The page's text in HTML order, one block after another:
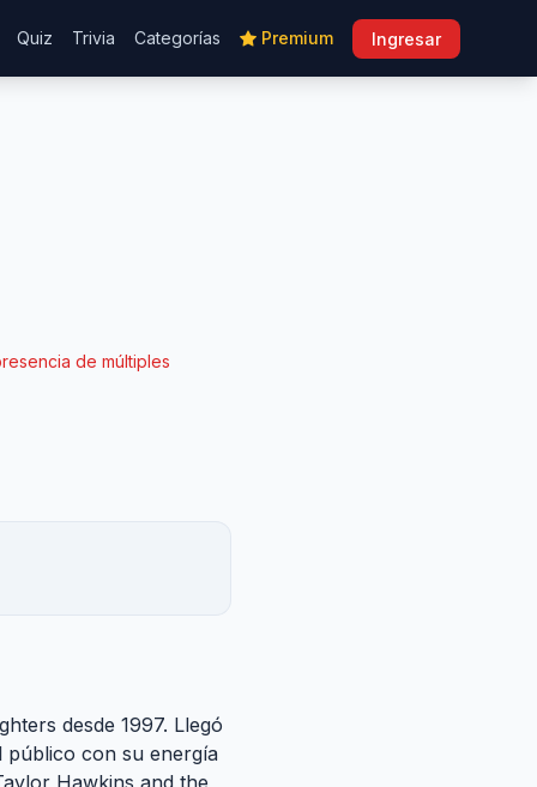
Quiz Trivia Categorías Premium Ingresar
de múltiples
desde 1997. Llegó
público con su energía
Hawkins and the